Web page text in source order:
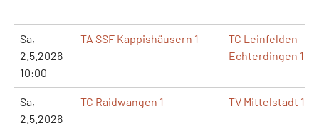
Sa,
2.5.2026
10:00
TA SSF Kappishäusern 1
TC Leinfelden-
Echterdingen 1
Sa,
2.5.2026
TC Raidwangen 1 TV Mittelstadt 1